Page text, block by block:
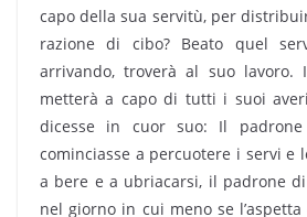
capo della sua servitù, per
razione di cibo? Beato quel
arrivando, troverà al suo
metterà a capo di tutti i suoi
dicesse in cuor suo: Il
cominciasse a percuotere i servi e
a bere e a ubriacarsi, il padrone
nel giorno in cui meno se